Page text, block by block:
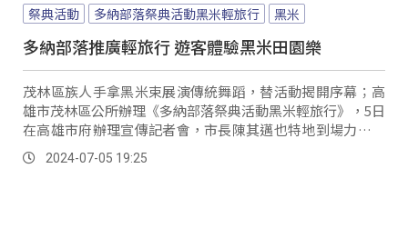
祭典活動 多納部落祭典活動黑米輕旅行 黑米
多納部落推廣輕旅行 遊客體驗黑米田園樂
茂林區族人手拿黑米束展演傳統舞蹈，替活動揭開序幕；高
雄市茂林區公所辦理《多納部落祭典活動黑米輕旅行》，5日
在高雄市府辦理宣傳記者會，市長陳其邁也特地到場力挺原
鄉觀光行程，更大讚茂林的生態、風景。
2024-07-05 19:25